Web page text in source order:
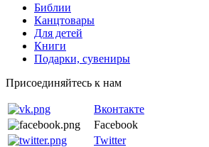
Библии
Канцтовары
Для детей
Книги
Подарки, сувениры
Присоединяйтесь к нам
Вконтакте
Facebook
Twitter